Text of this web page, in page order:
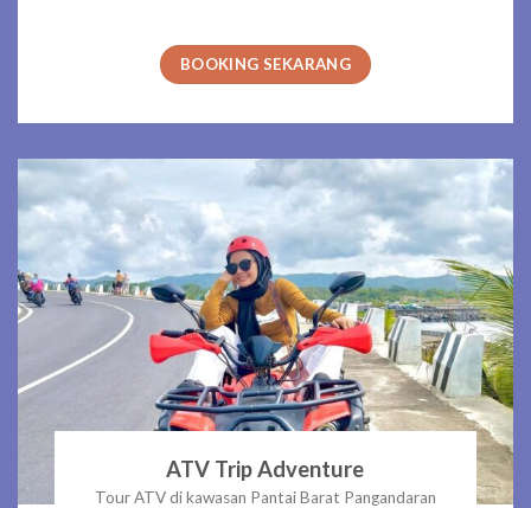
BOOKING SEKARANG
ATV Trip Adventure
Tour ATV di kawasan Pantai Barat Pangandaran